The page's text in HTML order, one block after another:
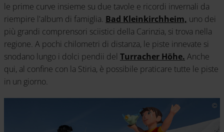
le prime curve insieme su due tavole e ricordi invernali da
riempire l'album di famiglia. Bad Kleinkirchheim, uno dei
più grandi comprensori sciistici della Carinzia, si trova nella
regione. A pochi chilometri di distanza, le piste innevate si
snodano lungo i dolci pendii del Turracher Höhe. Anche
qui, al confine con la Stiria, è possibile praticare tutte le piste
in un giorno.